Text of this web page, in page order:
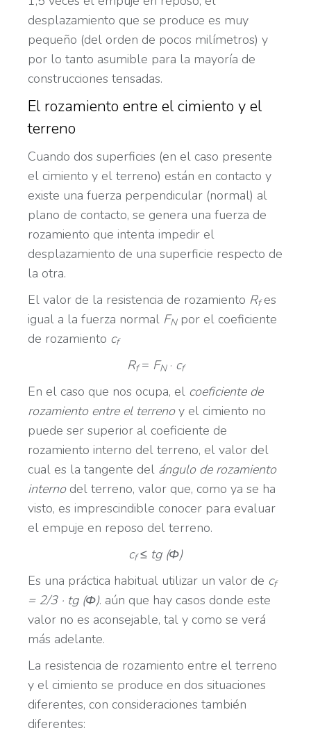
desplazamiento que se produce es muy
pequeño (del orden de pocos milímetros) y
por lo tanto asumible para la mayoría de
construcciones tensadas.
El rozamiento entre el cimiento y el
terreno
Cuando dos superficies (en el caso presente
el cimiento y el terreno) están en contacto y
existe una fuerza perpendicular (normal) al
plano de contacto, se genera una fuerza de
rozamiento que intenta impedir el
desplazamiento de una superficie respecto de
la otra.
El valor de la resistencia de rozamiento Rfes
igual a la fuerza normal FNpor el coeficiente
de rozamiento cf
Rf= FN· cf
En el caso que nos ocupa, el coeficiente de
rozamiento entre el terrenoy el cimiento no
puede ser superior al coeficiente de
rozamiento interno del terreno, el valor del
cual es la tangente del ángulo de rozamiento
internodel terreno, valor que, como ya se ha
visto, es imprescindible conocer para evaluar
el empuje en reposo del terreno.
cf≤ tg (Φ)
Es una práctica habitual utilizar un valor de cf
= 2/3 · tg (Φ). aún que hay casos donde este
valor no es aconsejable, tal y como se verá
más adelante.
La resistencia de rozamiento entre el terreno
y el cimiento se produce en dos situaciones
diferentes, con consideraciones también
diferentes: